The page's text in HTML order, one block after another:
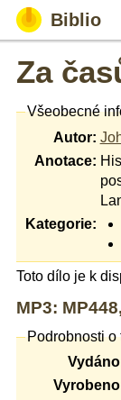
Biblio
Za
Všeobecné
Autor:
Anotace:
Kategorie:
Toto dílo je k
MP3:
Podrobnosti o